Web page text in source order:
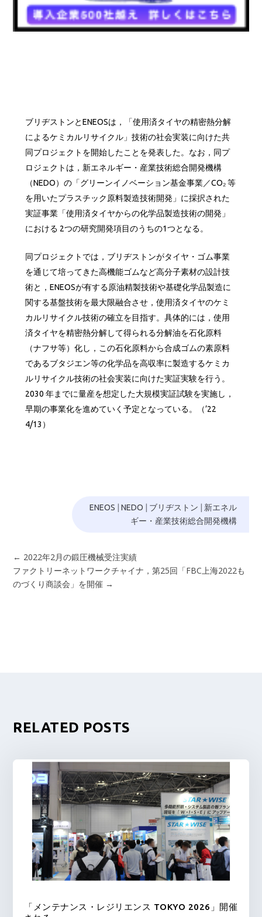
ブリヂストンとENEOSは，「使用済タイヤの精密熱分解
によるケミカルリサイクル」技術の社会実装に向けた共
同プロジェクトを開始したことを発表した。なお，同プ
ロジェクトは，新エネルギー・産業技術総合開発機構
（NEDO）の「グリーンイノベーション基金事業／CO₂ 等
を用いたプラスチック原料製造技術開発」に採択された
実証事業「使用済タイヤからの化学品製造技術の開発」
における 2つの研究開発項目のうちの1つとなる。
同プロジェクトでは，ブリヂストンがタイヤ・ゴム事業
を通じて培ってきた高機能ゴムなど高分子素材の設計技
術と，ENEOSが有する原油精製技術や基礎化学品製造に
関する基盤技術を最大限融合させ，使用済タイヤのケミ
カルリサイクル技術の確立を目指す。具体的には，使用
済タイヤを精密熱分解して得られる分解油を石化原料
（ナフサ等）化し，この石化原料から合成ゴムの素原料
であるブタジエン等の化学品を高収率に製造するケミカ
ルリサイクル技術の社会実装に向けた実証実験を行う。
2030 年までに量産を想定した大規模実証試験を実施し，
早期の事業化を進めていく予定となっている。（’22
4/13）
ENEOS NEDO ブリヂストン
新エネル
ギー・産業技術総合開発機構
← 2022年2月の鍛圧機械受注実績
ファクトリーネットワークチャイナ，第25回「FBC上海2022も
のづくり商談会」を開催 →
RELATED POSTS
「メンテナンス・レジリエンス TOKYO 2026」開催